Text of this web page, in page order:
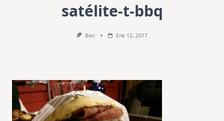
satélite-t-bbq
Bori Ene 12, 2017